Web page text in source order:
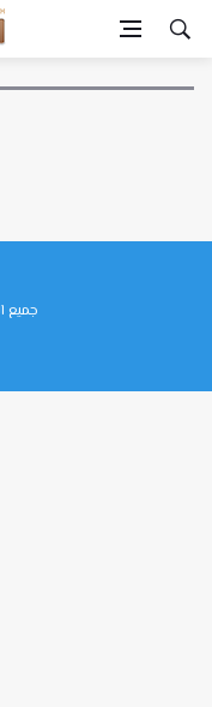
جميع